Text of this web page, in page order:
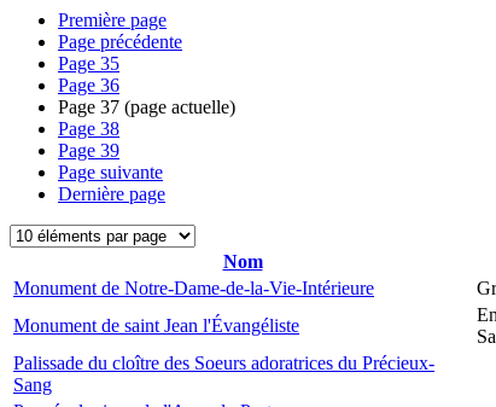
Première page
Page précédente
Page 35
Page 36
Page 37 (page actuelle)
Page 38
Page 39
Page suivante
Dernière page
Nom
Monument de Notre-Dame-de-la-Vie-Intérieure
Monument de saint Jean l'Évangéliste
Palissade du cloître des Soeurs adoratrices du Précieux-
Sang